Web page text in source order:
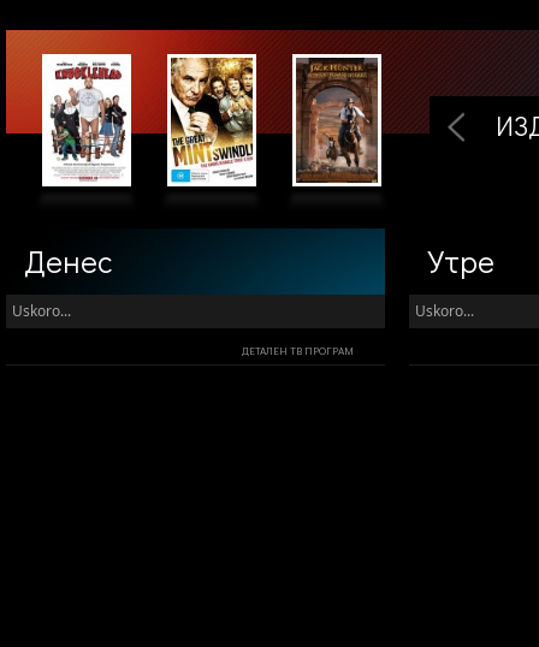
Денес
Uskoro...
ДЕТАЛЕН ТВ ПРОГРАМ
Утре
Uskoro...